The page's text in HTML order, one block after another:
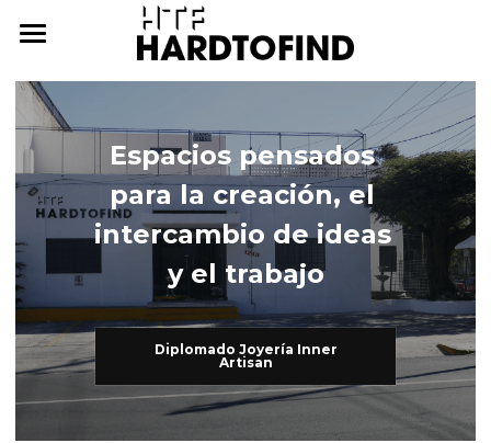
THE WHAT
The What
Inner Artisan
International Workshops
Further Studies
Try Hard
THE WHO
The Who
At Home
Family
Dear Friends
THE WHY
THE HOW
ONLINE CAMPUS
THE ARCHIVE
Espacios pensados
para la creación, el
intercambio de ideas
y el trabajo
Diplomado Joyería Inner
Artisan